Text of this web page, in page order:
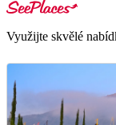
Využijte skvělé